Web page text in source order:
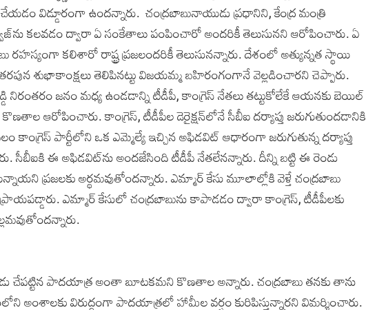
విడ్డూరంగా ఉందన్నారు. చంద్రబాబునాయుడు ప్రధానిని, కేంద్ర మంత్రి
కలవడం ద్వారా ఏ సంకేతాలు పంపించారో అందరికీ తెలుసునని ఆరోపించారు. ఏ
రహస్యంగా కలిశారో రాష్ట్ర ప్రజలందరికీ తెలుసునన్నారు. దేశంలో అత్యున్నత స్థాయి
శుభాకాంక్షలు తెలిపినట్టు విజయమ్మ బహిరంగంగానే వెల్లడించారని చెప్పారు.
జనం మధ్య ఉండడాన్ని టీడీపీ, కాంగ్రెస్ నేతలు తట్టుకోలేకే ఆయనకు బెయిల్
కొణతాల ఆరోపించారు. కాంగ్రెస్, టీడీపీల డెరైక్షన్‌లోనే సీబీఐ దర్యాప్తు జరుగుతుందడానికి
కాంగ్రెస్ పార్టీలోని ఒక ఎమ్మెల్యే ఇచ్చిన అఫిడవిట్ ఆధారంగా జరుగుతున్న దర్యాప్తు
సీబీఐకి ఈ అఫిడవిట్‌ను అందజేసింది టీడీపీ నేతలేనన్నారు. దీన్ని బట్టి ఈ రెండు
ప్రజలకు అర్థమవుతోందన్నారు. ఎమ్మార్ కేసు మూలాల్లోకి వెళ్తే చంద్రబాబు
ఎమ్మార్ కేసులో చంద్రబాబును కాపాడడం ద్వారా కాంగ్రెస్, టీడీపీలకు
చేపట్టిన పాదయాత్ర అంతా బూటకమని కొణతాల అన్నారు. చంద్రబాబు తనకు తాను
అంశాలకు విరుద్ధంగా పాదయాత్రలో హామీల వర్షం కురిపిస్తున్నారని విమర్శించారు.